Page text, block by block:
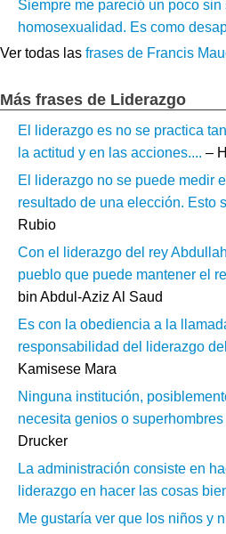
Siempre me pareció un poco
homosexualidad. Es como
Ver todas las frases de Francis
Más frases de Liderazgo
El liderazgo es no se practica
la actitud y en las acciones.... –
El liderazgo no se puede medir
resultado de una elección. Esto
Rubio
Con el liderazgo del rey
pueblo que puede mantener el
bin Abdul-Aziz Al Saud
Es con la obediencia a la
responsabilidad del liderazgo
Kamisese Mara
Ninguna institución,
necesita genios o
Drucker
La administración consiste en
liderazgo en hacer las cosas
Me gustaría ver que los niños y